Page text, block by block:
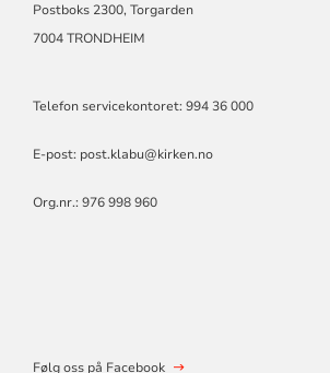
Postboks 2300, Torgarden
7004 TRONDHEIM
Telefon servicekontoret: 994 36 000
E-post: post.klabu@kirken.no
Org.nr.: 976 998 960
Følg oss på Facebook